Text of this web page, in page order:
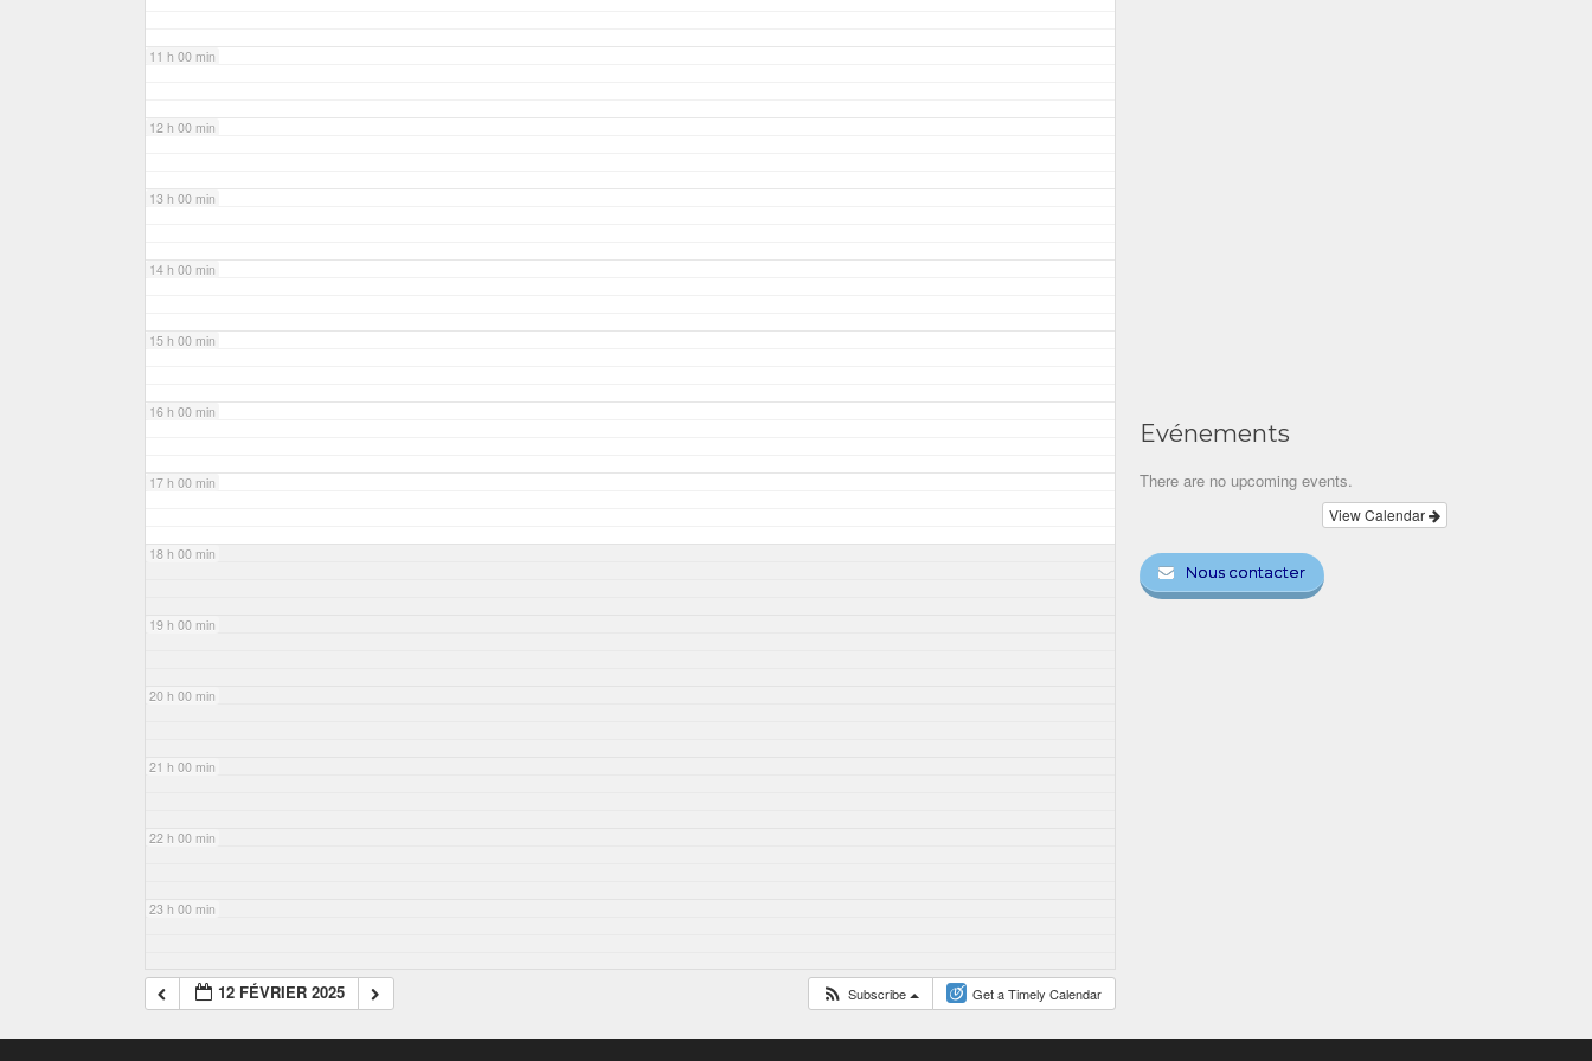
11 h 00 min
12 h 00 min
13 h 00 min
14 h 00 min
15 h 00 min
16 h 00 min
17 h 00 min
18 h 00 min
19 h 00 min
20 h 00 min
21 h 00 min
22 h 00 min
23 h 00 min
12 FÉVRIER 2025 Subscribe Get a Timely Calendar
Evénements
There are no upcoming events.
View Calendar
Nous contacter